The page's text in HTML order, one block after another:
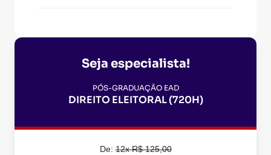
Seja especialista!
PÓS-GRADUAÇÃO EAD
DIREITO ELEITORAL (720H)
De:12x R$ 125,00